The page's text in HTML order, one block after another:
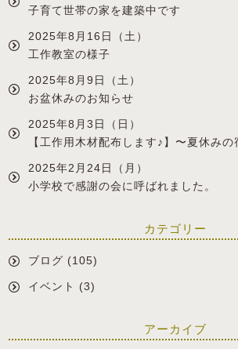
子育て世帯の家を建築中です
2025年8月16日（土）
工作教室の様子
2025年8月9日（土）
お盆休みのお知らせ
2025年8月3日（日）
【工作用木材配布します♪】〜夏休み
2025年2月24日（月）
小学校で感謝の会に呼ばれました。
カテゴリー
ブログ (105)
イベント (3)
アーカイブ